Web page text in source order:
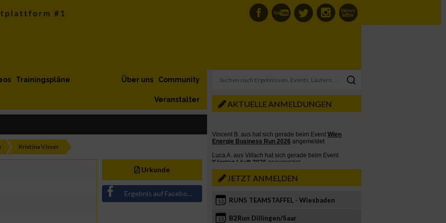
Trainingspläne Community
Über uns
Veranstalter
Kristina Visser
Urkunde
Ergebnis auf Facebook teilen
AKTUELLE ANMELDUNGEN
JETZT ANMELDEN
12 RUN5 TEAMSTAFFEL - Wiesbaden
13 B2Run Dillingen/Saar